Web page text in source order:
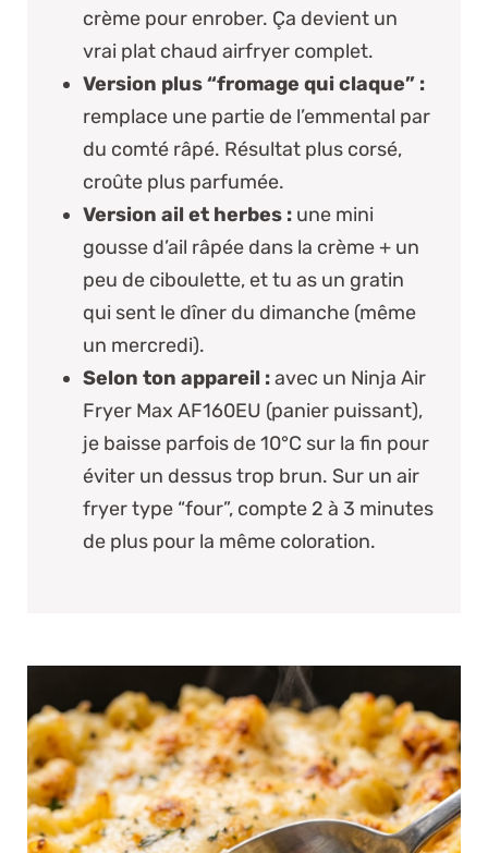
crème pour enrober. Ça devient un
vrai plat chaud airfryer complet.
Version plus “fromage qui claque” :
remplace une partie de l’emmental par
du comté râpé. Résultat plus corsé,
croûte plus parfumée.
Version ail et herbes : une mini
gousse d’ail râpée dans la crème + un
peu de ciboulette, et tu as un gratin
qui sent le dîner du dimanche (même
un mercredi).
Selon ton appareil :avec un Ninja Air
Fryer Max AF160EU (panier puissant),
je baisse parfois de 10°C sur la fin pour
éviter un dessus trop brun. Sur un air
fryer type “four”, compte 2 à 3 minutes
de plus pour la même coloration.